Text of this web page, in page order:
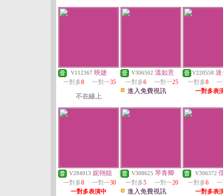
V112367 映婕
一對多8 一對一35
不在線上
V306502 溫如意
一對多6 一對一25
進入免費視訊
V220558
一對多8
一對多表
V284913 妮翎姐
一對多8 一對一30
一對多表演中
V308625 琴青卿
一對多5 一對一20
進入免費視訊
V306372
一對多6
一對多表